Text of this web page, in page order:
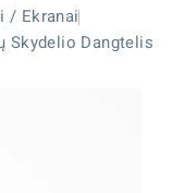
/ Ekranai
Skydelio Dangtelis